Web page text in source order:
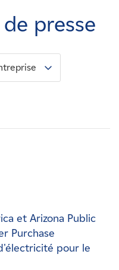
presse
et Arizona Public
Purchase
pour le